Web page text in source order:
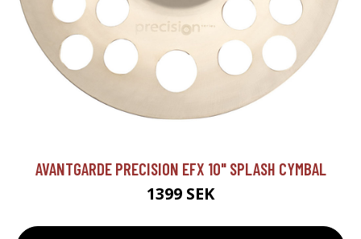
AVANTGARDE PRECISION EFX 10" SPLASH CYMBAL
1399 SEK